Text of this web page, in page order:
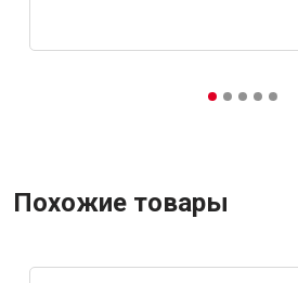
Похожие товары